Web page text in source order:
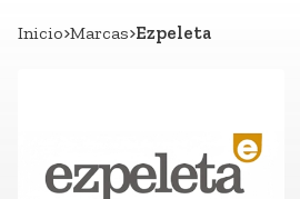
Inicio marcas Ezpeleta